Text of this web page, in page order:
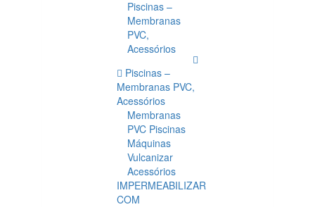
Piscinas –
Membranas
PVC,
Acessórios
Piscinas –
Membranas PVC,
Acessórios
Membranas
PVC Piscinas
Máquinas
Vulcanizar
Acessórios
IMPERMEABILIZAR
COM